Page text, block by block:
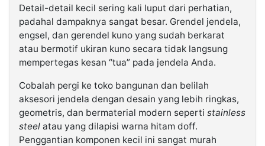
Detail-detail kecil sering kali luput dari perhatian,
padahal dampaknya sangat besar. Grendel jendela,
engsel, dan gerendel kuno yang sudah berkarat
atau bermotif ukiran kuno secara tidak langsung
mempertegas kesan “tua” pada jendela Anda.
Cobalah pergi ke toko bangunan dan belilah
aksesori jendela dengan desain yang lebih ringkas,
geometris, dan bermaterial modern seperti stainless
steel atau yang dilapisi warna hitam doff.
Penggantian komponen kecil ini sangat murah